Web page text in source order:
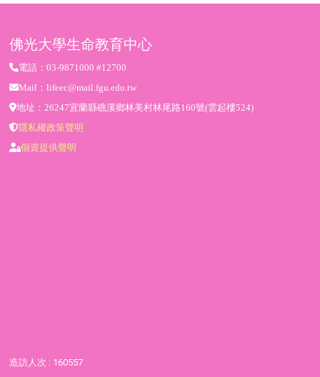
佛光大學生命教育中心
電話：03-9871000 #12700
Mail：lifeec@mail.fgu.edu.tw
地址：26247宜蘭縣礁溪鄉林美村林尾路160號(雲起樓524)
隱私權政策聲明
個資提供聲明
造訪人次 : 160557